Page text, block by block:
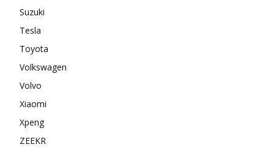
Suzuki
Tesla
Toyota
Volkswagen
Volvo
Xiaomi
Xpeng
ZEEKR